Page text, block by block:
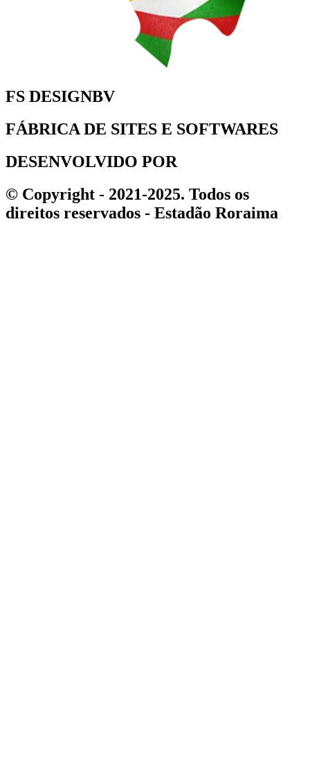
FÁBRICA DE SITES E SOFTWARES
DESENVOLVIDO POR
© Copyright - 2021-2025. Todos os
direitos reservados - Estadão Roraima